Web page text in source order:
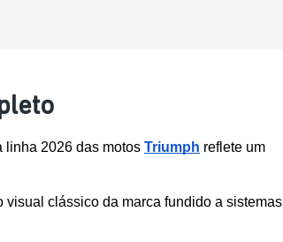
linha 2026 das motos Triumph reflete um
clássico da marca fundido a sistemas